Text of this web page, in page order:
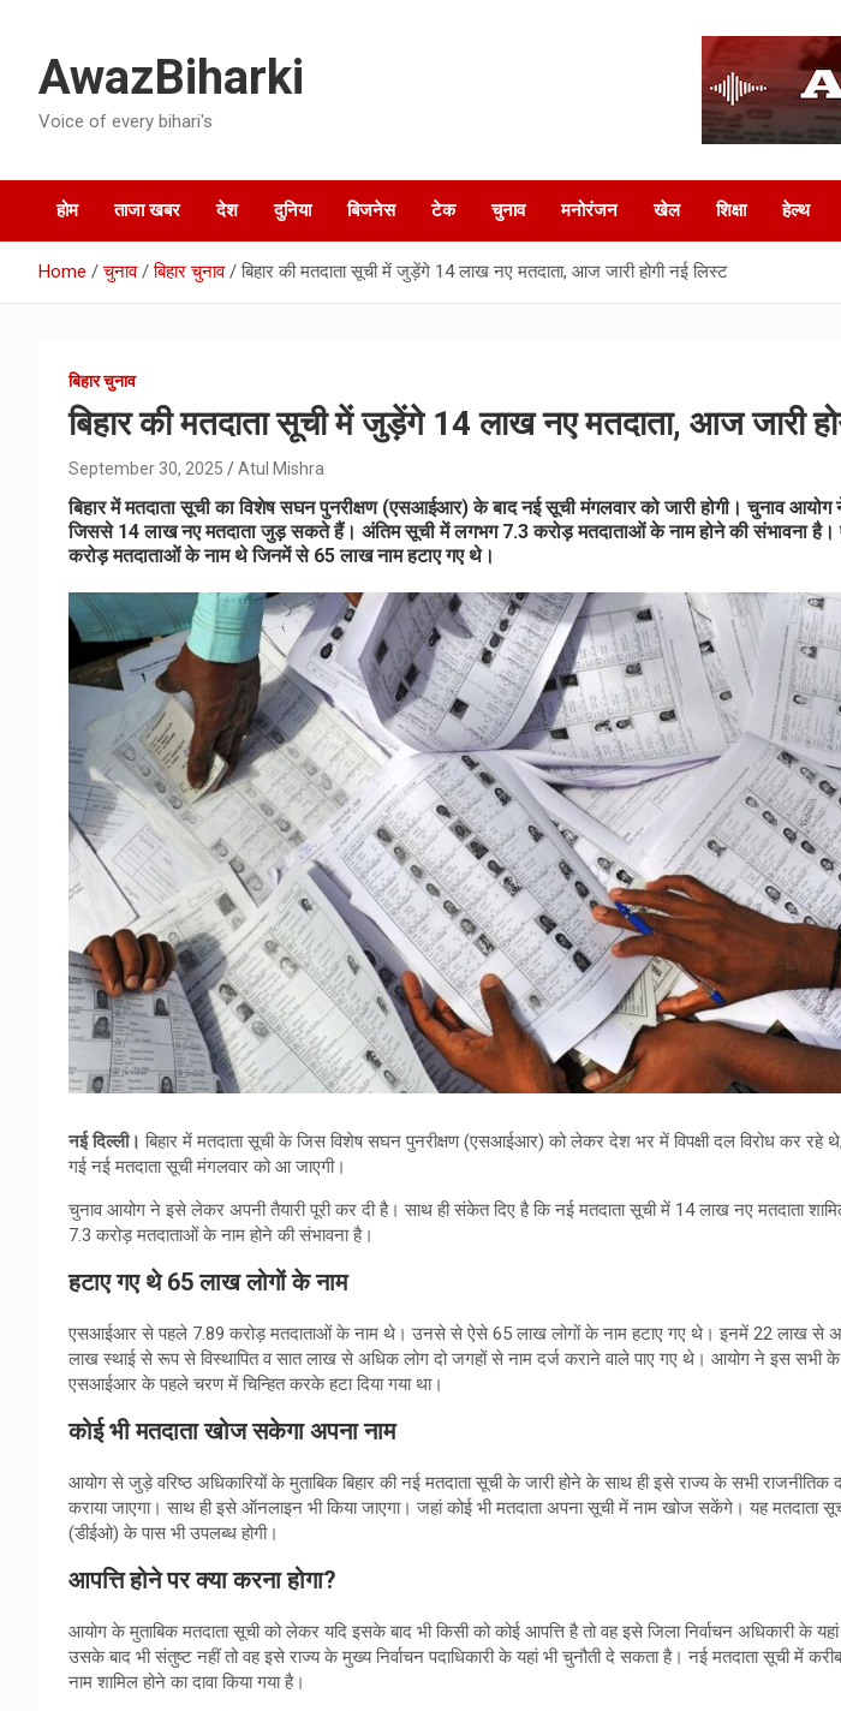
contentAwazBiharki
Voice of every bihari's
होम ताजा खबर देश दुनिया बिजनेस टेक चुनाव मनोरंजन खेल शिक्षा हेल्‍थ
Home चुनाव बिहार चुनाव बिहार की मतदाता सूची में जुड़ेंगे 14 लाख नए मतदाता, आज जारी होगी नई लिस्ट
बिहार चुनाव
बिहार की मतदाता सूची में जुड़ेंगे 14 लाख नए मतदाता, आज जारी
September 30, 2025 Atul Mishra
बिहार में मतदाता सूची का विशेष सघन पुनरीक्षण (एसआईआर) के बाद नई सूची मंगलवार को जारी होगी। चुनाव आयोग
जिससे 14 लाख नए मतदाता जुड़ सकते हैं। अंतिम सूची में लगभग 7.3 करोड़ मतदाताओं के नाम होने की संभावना
करोड़ मतदाताओं के नाम थे जिनमें से 65 लाख नाम हटाए गए थे।
नई दिल्ली।बिहार में मतदाता सूची के जिस विशेष सघन पुनरीक्षण (एसआईआर) को लेकर देश भर में विपक्षी दल विरोध कर
गई नई मतदाता सूची मंगलवार को आ जाएगी।
चुनाव आयोग ने इसे लेकर अपनी तैयारी पूरी कर दी है। साथ ही संकेत दिए है कि नई मतदाता सूची में 14 लाख नए मतदाता
7.3 करोड़ मतदाताओं के नाम होने की संभावना है।
हटाए गए थे 65 लाख लोगों के नाम
एसआईआर से पहले 7.89 करोड़ मतदाताओं के नाम थे। उनसे से ऐसे 65 लाख लोगों के नाम हटाए गए थे। इनमें 22 लाख से
लाख स्थाई से रूप से विस्थापित व सात लाख से अधिक लोग दो जगहों से नाम दर्ज कराने वाले पाए गए थे। आयोग ने इस सभी के
एसआईआर के पहले चरण में चिन्हित करके हटा दिया गया था।
कोई भी मतदाता खोज सकेगा अपना नाम
आयोग से जुड़े वरिष्ठ अधिकारियों के मुताबिक बिहार की नई मतदाता सूची के जारी होने के साथ ही इसे राज्य के सभी राजनीतिक
कराया जाएगा। साथ ही इसे ऑनलाइन भी किया जाएगा। जहां कोई भी मतदाता अपना सूची में नाम खोज सकेंगे। यह मतदाता
(डीईओ) के पास भी उपलब्ध होगी।
आपत्ति होने पर क्या करना होगा?
आयोग के मुताबिक मतदाता सूची को लेकर यदि इसके बाद भी किसी को कोई आपत्ति है तो वह इसे जिला निर्वाचन अधिकारी के
उसके बाद भी संतुष्ट नहीं तो वह इसे राज्य के मुख्य निर्वाचन पदाधिकारी के यहां भी चुनौती दे सकता है। नई मतदाता सूची में
नाम शामिल होने का दावा किया गया है।